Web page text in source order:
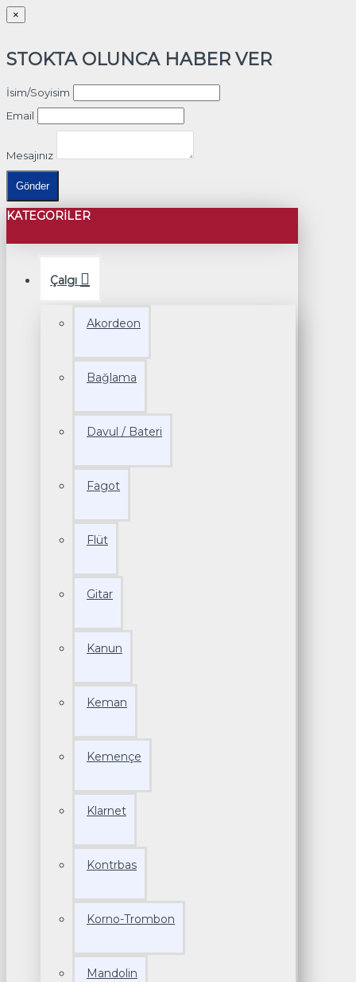
×
STOKTA OLUNCA HABER VER
İsim/Soyisim
Email
Mesajınız
Gönder
KATEGORILER
Çalgı
Akordeon
Bağlama
Davul / Bateri
Fagot
Flüt
Gitar
Kanun
Keman
Kemençe
Klarnet
Kontrbas
Korno-Trombon
Mandolin